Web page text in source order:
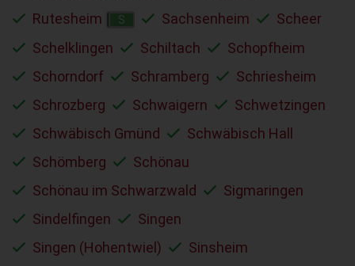
Rutesheim
S Sachsenheim
Scheer
Schelklingen
Schiltach
Schopfheim
Schorndorf
Schramberg
Schriesheim
Schrozberg
Schwaigern
Schwetzingen
Schwäbisch Gmünd
Schwäbisch Hall
Schömberg
Schönau
Schönau im Schwarzwald
Sigmaringen
Sindelfingen
Singen
Singen (Hohentwiel)
Sinsheim